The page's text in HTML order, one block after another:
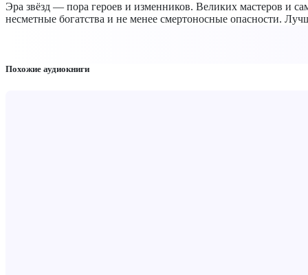
Эра звёзд — пора героев и изменников. Великих мастеров и
несметные богатства и не менее смертоносные опасности.
Похожие аудиокниги